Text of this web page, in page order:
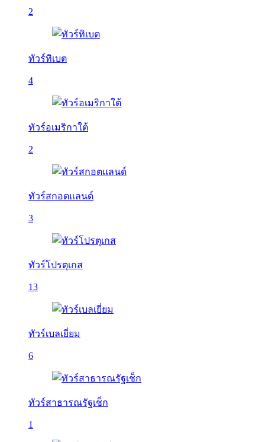
2
ทัวร์ทิเบต
4
ทัวร์อเมริกาใต้
2
ทัวร์สกอตแลนด์
3
ทัวร์โปรตุเกส
13
ทัวร์เบลเยี่ยม
6
ทัวร์สาธารณรัฐเช็ก
1